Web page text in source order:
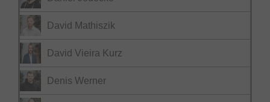
David Mathiszik
David Vieira Kurz
Denis Werner